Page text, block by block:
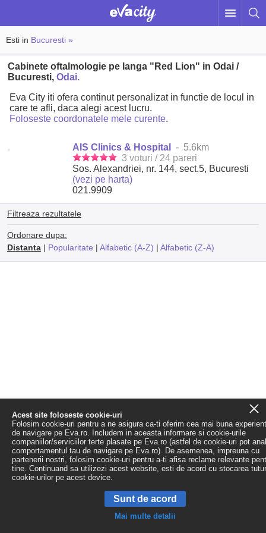
Esti in Bucuresti »
Cabinete oftalmologie pe langa "Red Lion" in Odai /
Bucuresti,Odai.
Eva City iti ofera continut personalizat in functie de locul in
care te afli, daca alegi acest lucru.
Foloseste coordonatele mele curente.
AIS Clinics & Hospital
- 5.6km
3 voturi / 24 pareri
Sos. Alexandriei, nr. 144, sect.5, Bucuresti
(vezi pe harta)
021.9909
Filtreaza rezultatele
Ordonare dupa:
Distanta| Popularitate | Alfabetic (A-Z) | Alfabetic (Z-A)
Acest site foloseste cookie-uri
Folosim cookie-uri pentru a ne asigura ca-ti oferim cea mai buna
de navigare pe Eva.ro. Includem in aceasta informare si cookie-urile
companiilor/serviciilor terte plasate pe Eva.ro (astfel de cookie-uri pot
comportamentul tau de navigare pe Eva.ro). De asemenea, impreuna cu
partenerii nostri, folosim cookie-uri pentru a-ti afisa reclame relevante
tine. Continuand sa utilizezi acest website, esti de acord cu stocarea
cookie-urilor pe acest device.
Sunt de acord
Mai multe detalii